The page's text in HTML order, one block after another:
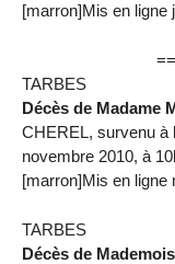
[marron]Mis en ligne
TARBES
Décès de Madame
CHEREL, survenu à
novembre 2010, à
[marron]Mis en ligne
TARBES
Décès de